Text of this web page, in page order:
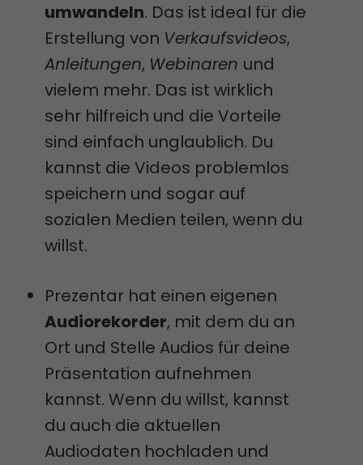
umwandeln. Das ist ideal für die
Erstellung von Verkaufsvideos,
Anleitungen, Webinaren und
vielem mehr. Das ist wirklich
sehr hilfreich und die Vorteile
sind einfach unglaublich. Du
kannst die Videos problemlos
speichern und sogar auf
sozialen Medien teilen, wenn du
willst.
Prezentar hat einen eigenen
Audiorekorder, mit dem du an
Ort und Stelle Audios für deine
Präsentation aufnehmen
kannst. Wenn du willst, kannst
du auch die aktuellen
Audiodaten hochladen und